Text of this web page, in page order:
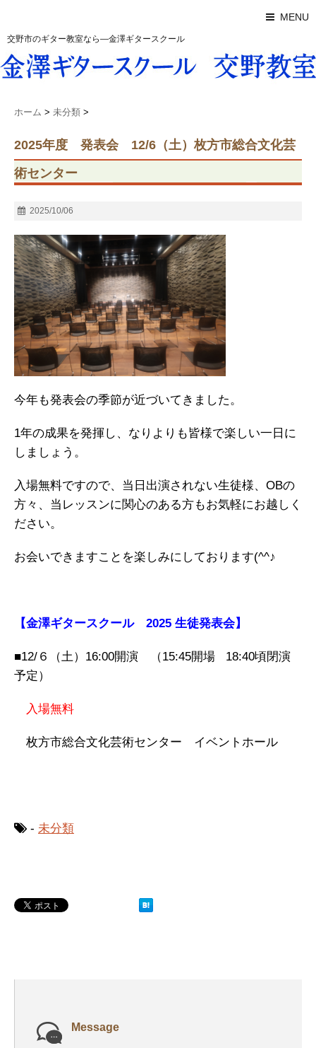
MENU
交野市のギター教室なら―金澤ギタースクール
ホーム > 未分類 >
2025年度 発表会 12/6（土）枚方市総合文化芸
術センター
2025/10/06
今年も発表会の季節が近づいてきました。
1年の成果を発揮し、なりよりも皆様で楽しい一日に
しましょう。
入場無料ですので、当日出演されない生徒様、OBの
方々、当レッスンに関心のある方もお気軽にお越しく
ださい。
お会いできますことを楽しみにしております(^^♪
【金澤ギタースクール 2025 生徒発表会】
■12/６（土）16:00開演 （15:45開場 18:40頃閉演
予定）
入場無料
枚方市総合文化芸術センター イベントホール
- 未分類
Message